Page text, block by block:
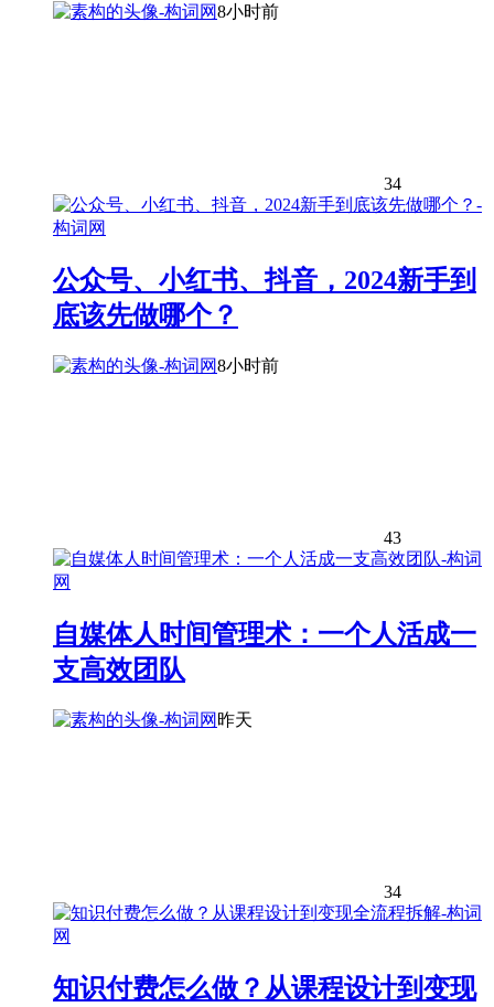
8小时前
34
公众号、小红书、抖音，2024新手到
底该先做哪个？
8小时前
43
自媒体人时间管理术：一个人活成一
支高效团队
昨天
34
知识付费怎么做？从课程设计到变现